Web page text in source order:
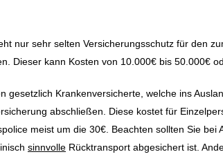
nur sehr selten Versicherungsschutz für den
Dieser kann Kosten von 10.000€ bis 50.000€
gesetzlich Krankenversicherte, welche ins
abschließen. Diese kostet für
meist um die 30€. Beachten sollten Sie bei
sinnvolle Rücktransport abgesichert ist.